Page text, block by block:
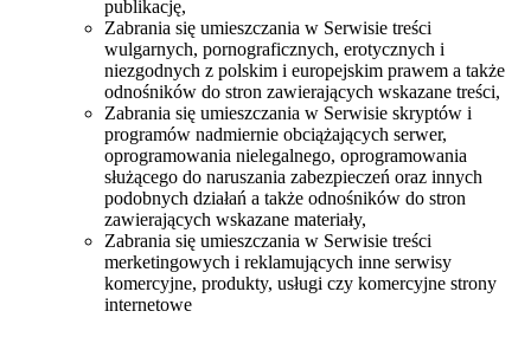
publikację,
Zabrania się umieszczania w Serwisie treści
wulgarnych, pornograficznych, erotycznych i
niezgodnych z polskim i europejskim prawem a także
odnośników do stron zawierających wskazane treści,
Zabrania się umieszczania w Serwisie skryptów i
programów nadmiernie obciążających serwer,
oprogramowania nielegalnego, oprogramowania
służącego do naruszania zabezpieczeń oraz innych
podobnych działań a także odnośników do stron
zawierających wskazane materiały,
Zabrania się umieszczania w Serwisie treści
merketingowych i reklamujących inne serwisy
komercyjne, produkty, usługi czy komercyjne strony
internetowe